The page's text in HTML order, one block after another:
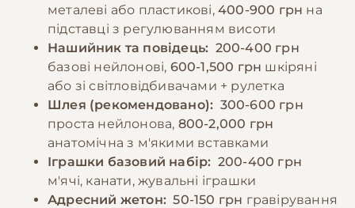
За промокодом E-PET
різні продукти.
🎁 −10% на зоотовари
За промокодом E-PET
металеві або пластикові, 400-900 грн на
підставці з регулюванням висоти
Нашийник та повідець: 200-400 грн
базові нейлонові, 600-1,500 грн шкіряні
або зі світловідбивачами + рулетка
Шлея (рекомендовано): 300-600 грн
проста нейлонова, 800-2,000 грн
анатомічна з м'якими вставками
Іграшки базовий набір: 200-400 грн
м'ячі, канати, жувальні іграшки
Адресний жетон: 50-150 грн гравірування